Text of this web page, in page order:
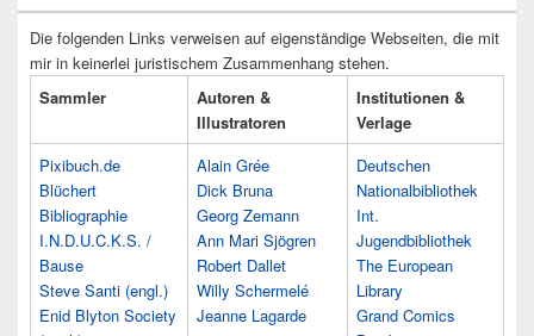
Die folgenden Links verweisen auf eigenständige Webseiten, die mit
mir in keinerlei juristischem Zusammenhang stehen.
Sammler
Autoren &
Illustratoren
Institutionen &
Verlage
Pixibuch.de
Blüchert
Bibliographie
I.N.D.U.C.K.S. /
Bause
Steve Santi (engl.)
Enid Blyton Society
Alain Grée
Dick Bruna
Georg Zemann
Ann Mari Sjögren
Robert Dallet
Willy Schermelé
Jeanne Lagarde
Deutschen
Nationalbibliothek
Int.
Jugendbibliothek
The European
Library
Grand Comics